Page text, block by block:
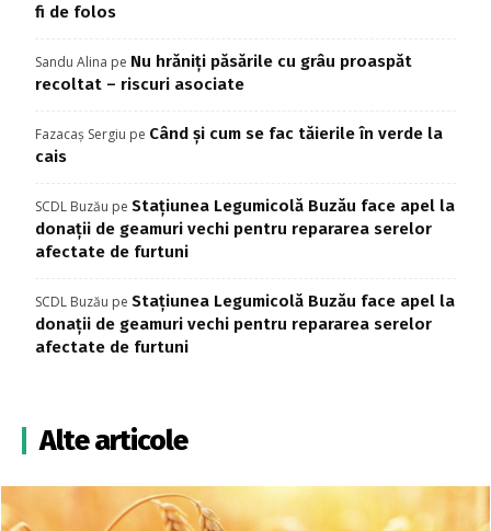
fi de folos
Sandu Alina pe Nu hrăniți păsările cu grâu proaspăt
recoltat – riscuri asociate
Fazacaș Sergiu pe Când și cum se fac tăierile în verde la
cais
SCDL Buzău pe Stațiunea Legumicolă Buzău face apel la
donații de geamuri vechi pentru repararea serelor
afectate de furtuni
SCDL Buzău pe Stațiunea Legumicolă Buzău face apel la
donații de geamuri vechi pentru repararea serelor
afectate de furtuni
Alte articole